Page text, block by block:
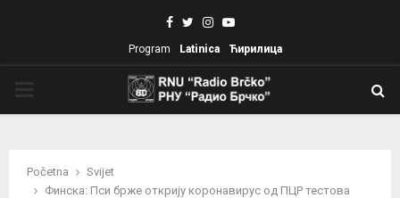
Facebook
TwitterInstagram
Youtube
Program Latinica Ћирилица
Početna
Svijet
Финска: Пси брже открију коронавирус од ПЦР тестова